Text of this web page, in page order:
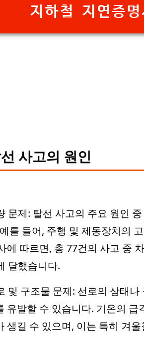
지하철 지연증
사고의 원인
문제: 탈선 사고의 주요 원인
를 들어, 주행 및 제동장치의
에 따르면, 총 77건의 사고 중
달했습니다.
및 구조물 문제: 선로의 상태나
유발할 수 있습니다. 기온의 급
생길 수 있으며, 이는 특히 겨